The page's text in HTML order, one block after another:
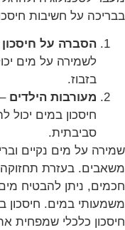
בבריכה על חשיבות
הסברה על
לשמירה על מים
בזבוז.
מעורבות הילדים
חיסכון במים יכול
סביבתית.
שמירה על מים נקיים
משאבים. בעזרת תחזוקה
חכמים, ניתן להבטיח מים
משמעותי במים. חיסכון
חיסכון כלכלי שמפחית